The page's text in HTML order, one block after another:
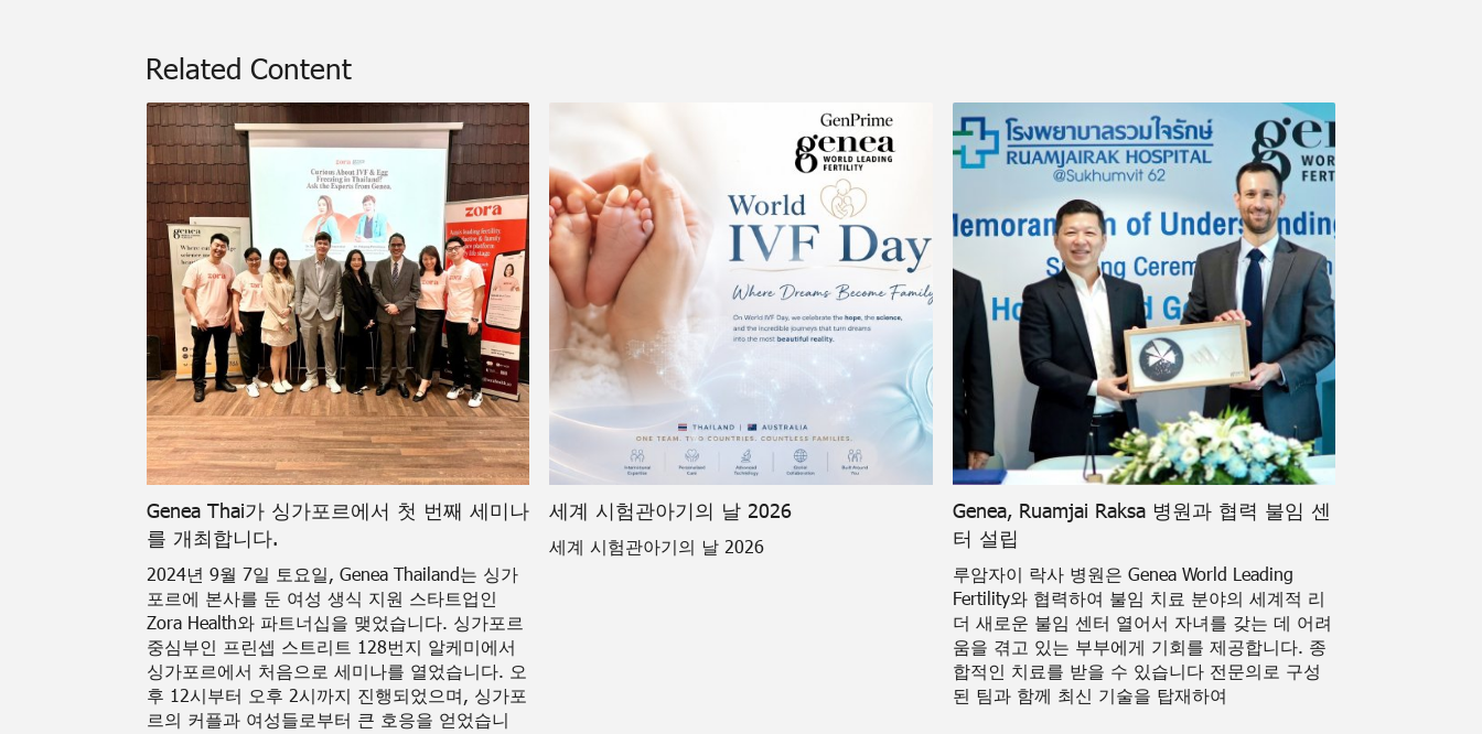
Related Content
Genea Thai가 싱가포르에서 첫 번째 세미나
를 개최합니다.
2024년 9월 7일 토요일, Genea Thailand는 싱가
포르에 본사를 둔 여성 생식 지원 스타트업인
Zora Health와 파트너십을 맺었습니다. 싱가포르
중심부인 프린셉 스트리트 128번지 알케미에서
싱가포르에서 처음으로 세미나를 열었습니다. 오
후 12시부터 오후 2시까지 진행되었으며, 싱가포
르의 커플과 여성들로부터 큰 호응을 얻었습니
세계 시험관아기의 날 2026
세계 시험관아기의 날 2026
Genea, Ruamjai Raksa 병원과 협력 불임 센
터 설립
루암자이 락사 병원은 Genea World Leading
Fertility와 협력하여 불임 치료 분야의 세계적 리
더 새로운 불임 센터 열어서 자녀를 갖는 데 어려
움을 겪고 있는 부부에게 기회를 제공합니다. 종
합적인 치료를 받을 수 있습니다 전문의로 구성
된 팀과 함께 최신 기술을 탑재하여